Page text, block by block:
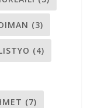
(3)
(4)
(7)